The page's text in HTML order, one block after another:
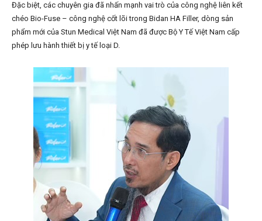
Đặc biệt, các chuyên gia đã nhấn mạnh vai trò của công nghệ liên kết
chéo Bio-Fuse – công nghệ cốt lõi trong Bidan HA Filler, dòng sản
phẩm mới của Stun Medical Việt Nam đã được Bộ Y Tế Việt Nam cấp
phép lưu hành thiết bị y tế loại D.